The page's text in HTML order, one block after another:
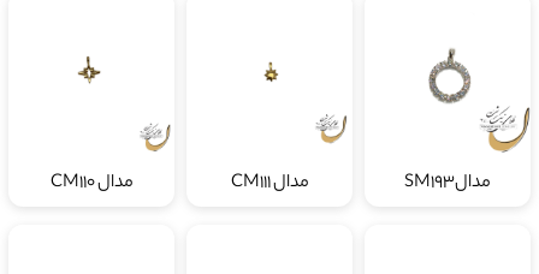
مدالSM193 مدال CM111 مدال CM110